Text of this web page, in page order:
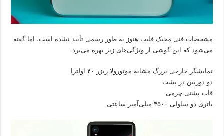
مشخصات فنی مجیک فلیپ هنوز به طور رسمی تأیید نشده است، اما گفته
می‌شود که این گوشی از ویژگی‌های زیر بهره می‌برد:
نمایشگر خارجی بزرگ مشابه موتورولا ریزر ۴۰ اولترا
دو دوربین در پشت
قاب پشتی چرمی
باتری دو سلولی ۴۵۰۰ میلی‌آمپر ساعتی